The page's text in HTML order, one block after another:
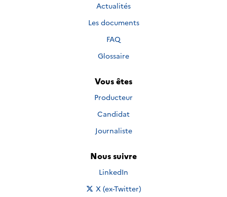
Actualités
Les documents
FAQ
Glossaire
Vous êtes
Producteur
Candidat
Journaliste
Nous suivre
Nous suivre sur
LinkedIn
Nous suivre sur
X (ex-Twitter)